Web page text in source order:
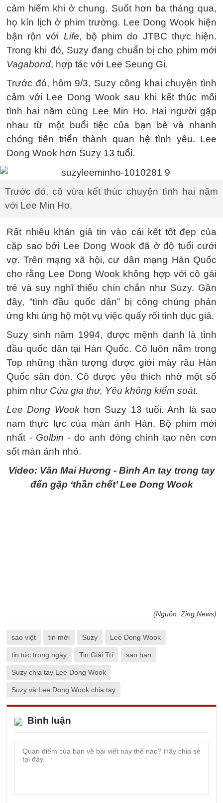
cảm hiếm khi ở chung. Suốt hơn ba tháng qua,
họ kín lịch ở phim trường. Lee Dong Wook hiện
bận rộn với Life, bộ phim do JTBC thực hiện.
Trong khi đó, Suzy đang chuẩn bị cho phim mới
Vagabond, hợp tác với Lee Seung Gi.
Trước đó, hôm 9/3, Suzy công khai chuyện tình
cảm với Lee Dong Wook sau khi kết thúc mối
tình hai năm cùng Lee Min Ho. Hai người gặp
nhau từ một buổi tiệc của bạn bè và nhanh
chóng tiến triển thành quan hệ tình yêu. Lee
Dong Wook hơn Suzy 13 tuổi.
Trước đó, cô vừa kết thúc chuyện tình hai năm
với Lee Min Ho.
Rất nhiều khán giả tin vào cái kết tốt đẹp của
cặp sao bởi Lee Dong Wook đã ở độ tuổi cưới
vợ. Trên mạng xã hội, cư dân mạng Hàn Quốc
cho rằng Lee Dong Wook không hợp với cô gái
trẻ và suy nghĩ thiếu chín chắn như Suzy. Gần
đây, “tình đầu quốc dân” bị công chúng phản
ứng khi ủng hộ một vụ việc quấy rối tình dục giả.
Suzy sinh năm 1994, được mệnh danh là tình
đầu quốc dân tại Hàn Quốc. Cô luôn nằm trong
Top những thần tượng được giới mày râu Hàn
Quốc săn đón. Cô được yêu thích nhờ một số
phim như Cửu gia thư, Yêu không kiểm soát.
Lee Dong Wookhơn Suzy 13 tuổi. Anh là sao
nam thực lực của màn ảnh Hàn. Bộ phim mới
nhất - Golbin - do anh đóng chính tạo nên cơn
sốt màn ảnh nhỏ.
Video: Văn Mai Hương - Bình An tay trong tay
đến gặp ‘thần chết’ Lee Dong Wook
(Nguồn: Zing News)
sao việt tin mới Suzy Lee Dong Wook
tin tức trong ngày Tin Giải Trí sao han
Suzy chia tay Lee Dong Wook
Suzy và Lee Dong Wook chia tay
Bình luận